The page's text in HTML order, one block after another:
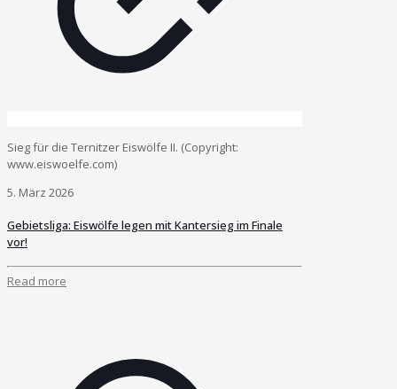
Sieg für die Ternitzer Eiswölfe II. (Copyright:
www.eiswoelfe.com)
5. März 2026
Gebietsliga: Eiswölfe legen mit Kantersieg im Finale
vor!
Read more